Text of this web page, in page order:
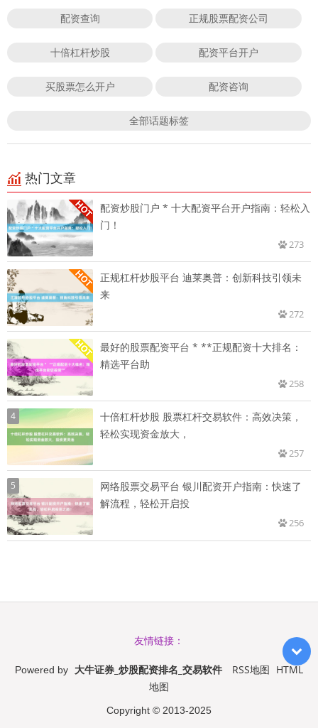
配资查询 正规股票配资公司
十倍杠杆炒股 配资平台开户
买股票怎么开户 配资咨询
全部话题标签
热门文章
配资炒股门户 * 十大配资平台开户指南：轻松入
门！
273
正规杠杆炒股平台 迪莱奥普：创新科技引领未
来
272
最好的股票配资平台 * **正规配资十大排名：
精选平台助
258
4
十倍杠杆炒股 股票杠杆交易软件：高效决策，
轻松实现资金放大，
257
5
网络股票交易平台 银川配资开户指南：快速了
解流程，轻松开启投
256
友情链接：
Powered by 大牛证券_炒股配资排名_交易软件 RSS地图 HTML
地图
Copyright © 2013-2025